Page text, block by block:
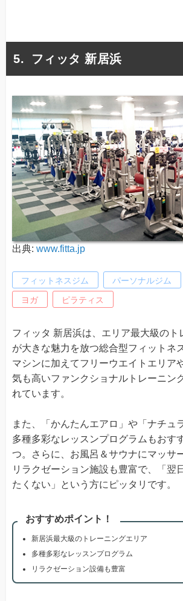
フィッタ 新居浜
出典: www.fitta.jp
フィットネスジム パーソナルジム
ヨガ ピラティス
フィッタ 新居浜は、エリア最大級のト
が大きな魅力を放つ総合型フィットネ
マシンに加えてフリーウエイトエリア
気も高いファンクショナルトレーニン
れています。
また、「かんたんエアロ」や「ナチュ
多種多彩なレッスンプログラムもおす
つ。さらに、お風呂＆サウナにマッサ
リラクゼーション施設も豊富で、「翌
たくない」という方にピッタリです。
おすすめポイント！
新居浜最大級のトレーニングエリア
多種多彩なレッスンプログラム
リラクゼーション設備も豊富